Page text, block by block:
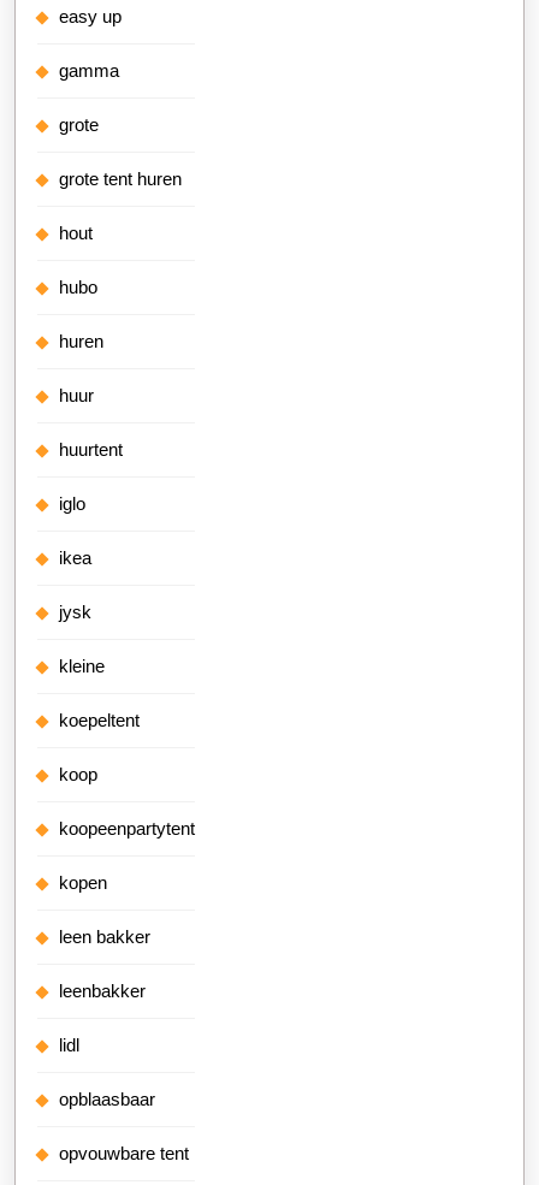
easy up
gamma
grote
grote tent huren
hout
hubo
huren
huur
huurtent
iglo
ikea
jysk
kleine
koepeltent
koop
koopeenpartytent
kopen
leen bakker
leenbakker
lidl
opblaasbaar
opvouwbare tent